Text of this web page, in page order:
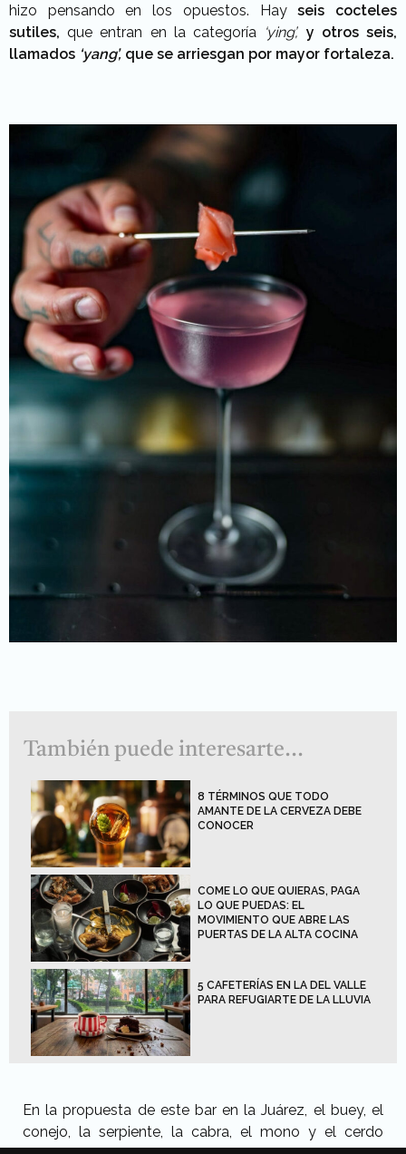
hizo pensando en los opuestos. Hayseis cocteles
sutiles, que entran en la categoría ‘ying’, y otros seis,
llamados ‘yang’, que se arriesgan por mayor fortaleza.
También puede interesarte...
8 TÉRMINOS QUE TODO
AMANTE DE LA CERVEZA DEBE
CONOCER
COME LO QUE QUIERAS, PAGA
LO QUE PUEDAS: EL
MOVIMIENTO QUE ABRE LAS
PUERTAS DE LA ALTA COCINA
5 CAFETERÍAS EN LA DEL VALLE
PARA REFUGIARTE DE LA LLUVIA
En la propuesta de este bar en la Juárez, el buey, el
conejo, la serpiente, la cabra, el mono y el cerdo